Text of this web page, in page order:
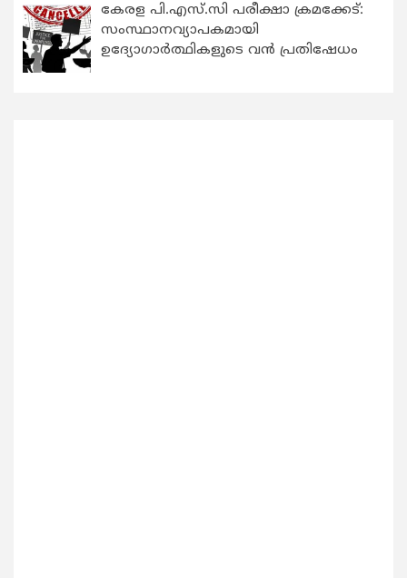
കേരള പി.എസ്.സി പരീക്ഷാ ക്രമക്കേട്:
സംസ്ഥാനവ്യാപകമായി
ഉദ്യോഗാര്‍ത്ഥികളുടെ വന്‍ പ്രതിഷേധം